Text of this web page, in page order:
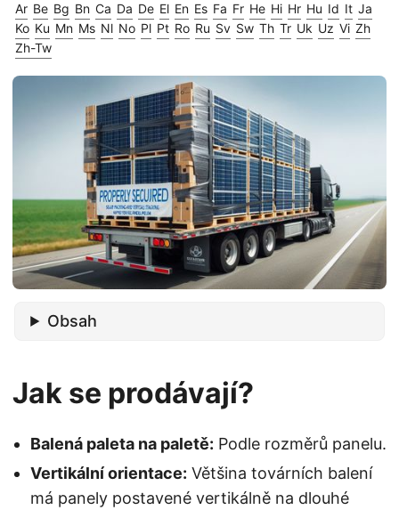
Ar Be Bg Bn Ca Da De El En Es Fa Fr He Hi Hr Hu Id It Ja
Ko Ku Mn Ms Nl No Pl Pt Ro Ru Sv Sw Th Tr Uk Uz Vi Zh
Zh-Tw
Obsah
Jak se prodávají?
Balená paleta na paletě: Podle rozměrů panelu.
Vertikální orientace: Většina továrních balení
má panely postavené vertikálně na dlouhé